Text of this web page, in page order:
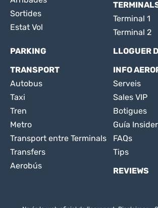
Sortides
Estat Vol
Terminal 1
Terminal 2
PARKING
LLOGUER
TRANSPORT
Autobus
Taxi
Tren
Metro
Transport entre Terminals
Transfers
Aerobús
INFO
Serveis
Sales VIP
Botigues
Guía Insider
FAQs
Tips
REVIEWS